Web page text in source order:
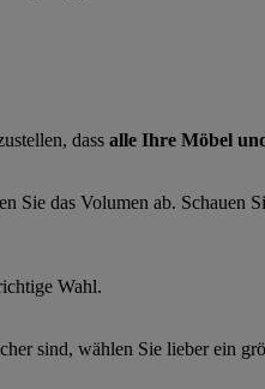
dass alle Ihre Möbel
das Volumen ab. Schauen
Wahl.
sind, wählen Sie lieber ein